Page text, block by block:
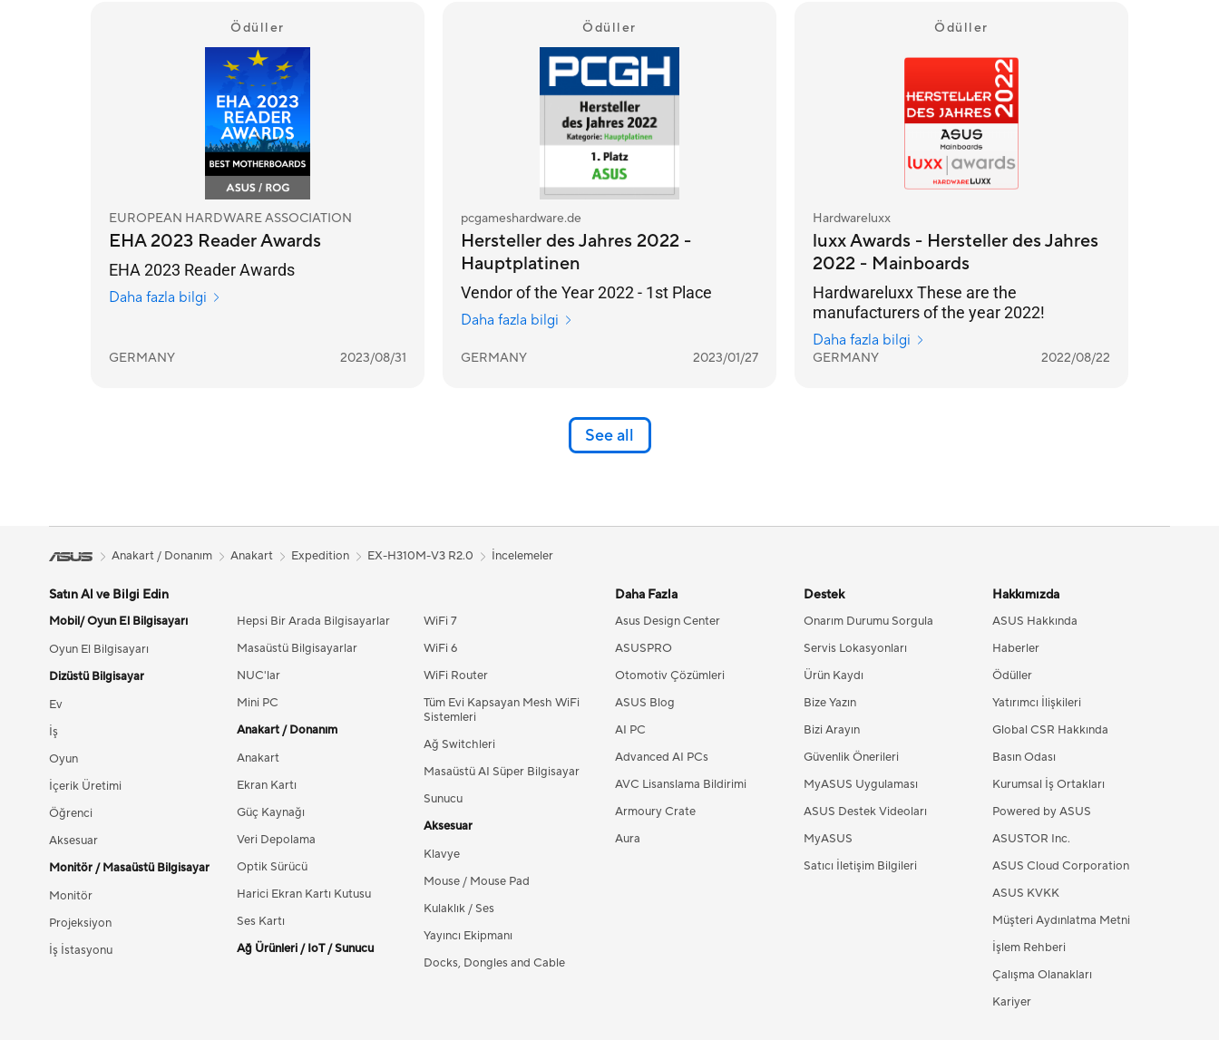
Ödüller
EUROPEAN HARDWARE ASSOCIATION
EHA 2023 Reader Awards
EHA 2023 Reader Awards
Daha fazla bilgi
GERMANY 2023/08/31
Ödüller
pcgameshardware.de
Hersteller des Jahres 2022 -
Hauptplatinen
Vendor of the Year 2022 - 1st Place
Daha fazla bilgi
GERMANY 2023/01/27
Ödüller
Hardwareluxx
luxx Awards - Hersteller des Jahres
2022 - Mainboards
Hardwareluxx These are the
manufacturers of the year 2022!
Daha fazla bilgi
GERMANY 2022/08/22
See all
Anakart / Donanım Anakart Expedition EX-H310M-V3 R2.0 İncelemeler
Satın Al ve Bilgi Edin
Mobil/ Oyun El Bilgisayarı
Oyun El Bilgisayarı
Dizüstü Bilgisayar
Ev
İş
Oyun
İçerik Üretimi
Öğrenci
Aksesuar
Monitör / Masaüstü Bilgisayar
Monitör
Projeksiyon
İş İstasyonu
Hepsi Bir Arada Bilgisayarlar
Masaüstü Bilgisayarlar
NUC'lar
Mini PC
Anakart / Donanım
Anakart
Ekran Kartı
Güç Kaynağı
Veri Depolama
Optik Sürücü
Harici Ekran Kartı Kutusu
Ses Kartı
Ağ Ürünleri / IoT / Sunucu
WiFi 7
WiFi 6
WiFi Router
Tüm Evi Kapsayan Mesh WiFi
Sistemleri
Ağ Switchleri
Masaüstü AI Süper Bilgisayar
Sunucu
Aksesuar
Klavye
Mouse / Mouse Pad
Kulaklık / Ses
Yayıncı Ekipmanı
Docks, Dongles and Cable
Daha Fazla
Asus Design Center
ASUSPRO
Otomotiv Çözümleri
ASUS Blog
AI PC
Advanced AI PCs
AVC Lisanslama Bildirimi
Armoury Crate
Aura
Destek
Onarım Durumu Sorgula
Servis Lokasyonları
Ürün Kaydı
Bize Yazın
Bizi Arayın
Güvenlik Önerileri
MyASUS Uygulaması
ASUS Destek Videoları
MyASUS
Satıcı İletişim Bilgileri
Hakkımızda
ASUS Hakkında
Haberler
Ödüller
Yatırımcı İlişkileri
Global CSR Hakkında
Basın Odası
Kurumsal İş Ortakları
Powered by ASUS
ASUSTOR Inc.
ASUS Cloud Corporation
ASUS KVKK
Müşteri Aydınlatma Metni
İşlem Rehberi
Çalışma Olanakları
Kariyer